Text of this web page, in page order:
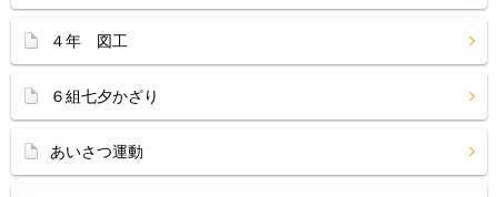
４年 図工
６組七夕かざり
あいさつ運動